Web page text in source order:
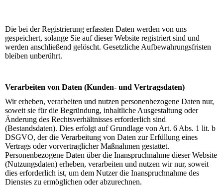
Die bei der Registrierung erfassten Daten werden von uns
gespeichert, solange Sie auf dieser Website registriert sind und
werden anschließend gelöscht. Gesetzliche Aufbewahrungsfristen
bleiben unberührt.
Verarbeiten von Daten (Kunden- und Vertragsdaten)
Wir erheben, verarbeiten und nutzen personenbezogene Daten nur,
soweit sie für die Begründung, inhaltliche Ausgestaltung oder
Änderung des Rechtsverhältnisses erforderlich sind
(Bestandsdaten). Dies erfolgt auf Grundlage von Art. 6 Abs. 1 lit. b
DSGVO, der die Verarbeitung von Daten zur Erfüllung eines
Vertrags oder vorvertraglicher Maßnahmen gestattet.
Personenbezogene Daten über die Inanspruchnahme dieser Website
(Nutzungsdaten) erheben, verarbeiten und nutzen wir nur, soweit
dies erforderlich ist, um dem Nutzer die Inanspruchnahme des
Dienstes zu ermöglichen oder abzurechnen.